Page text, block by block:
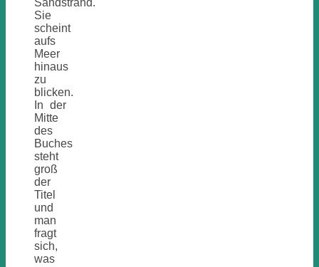
Sie
scheint
aufs
Meer
hinaus
zu
blicken.
In der
Mitte
des
Buches
steht
groß
der
Titel
und
man
fragt
sich,
was